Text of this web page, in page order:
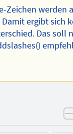
Zeichen werden
ergibt sich
Das soll